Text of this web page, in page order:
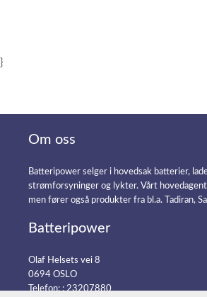
}
Om oss
Batteripower selger i hovedsak batterier,
strømforsyninger og lykter. Vårt
men fører også produkter fra bl.a. Tadiran,
Batteripower
Olaf Helsets vei 8
0694 OSLO
Telefon: : 23207880